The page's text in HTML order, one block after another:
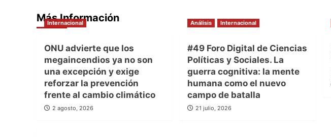
Más Información
Internacional
ONU advierte que los
megaincendios ya no son
una excepción y exige
reforzar la prevención
frente al cambio climático
2 agosto, 2026
Análisis Internacional
#49 Foro Digital de Ciencias
Políticas y Sociales. La
guerra cognitiva: la mente
humana como el nuevo
campo de batalla
21 julio, 2026